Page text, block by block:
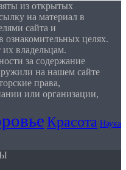
из открытых
на материал в
сайта и
ознакомительных целях.
владельцам.
за содержание
на нашем сайте
права,
или организации,
Красота Наука